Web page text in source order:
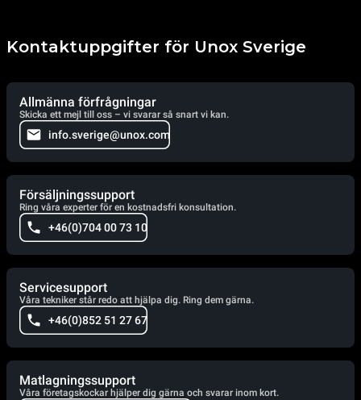
Kontaktuppgifter för Unox Sverige
Allmänna förfrågningar
Skicka ett mejl till oss – vi svarar så snart vi kan.
info.sverige@unox.com
Försäljningssupport
Ring våra experter för en kostnadsfri konsultation.
+46(0)704 00 73 10
Servicesupport
Våra tekniker står redo att hjälpa dig. Ring dem gärna.
+46(0)852 51 27 67
Matlagningssupport
Våra företagskockar hjälper dig gärna och svarar inom kort.